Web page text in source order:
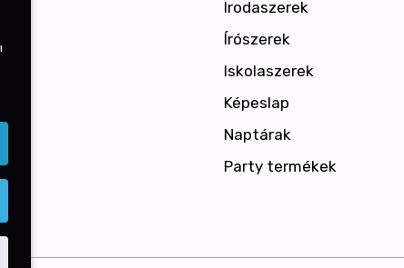
Irodaszerek
Írószerek
Iskolaszerek
Képeslap
Naptárak
Party termékek